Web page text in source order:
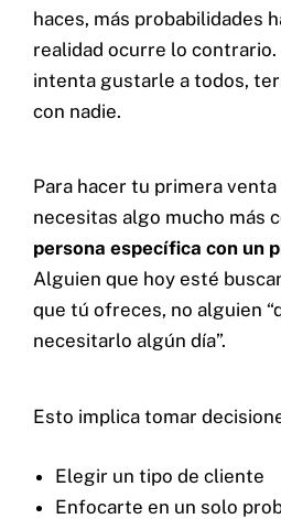
haces, más probabilidades
realidad ocurre lo contrario.
intenta gustarle a todos,
con nadie.
Para hacer tu primera
necesitas algo mucho más
persona específica con un
Alguien que hoy esté
que tú ofreces, no alguien
necesitarlo algún día”.
Esto implica tomar
Elegir un tipo de cliente
Enfocarte en un solo